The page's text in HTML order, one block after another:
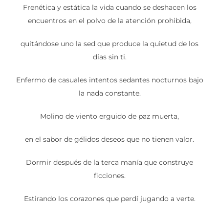
Frenética y estática la vida cuando se deshacen los
encuentros en el polvo de la atención prohibida,
quitándose uno la sed que produce la quietud de los
días sin ti.
Enfermo de casuales intentos sedantes nocturnos bajo
la nada constante.
Molino de viento erguido de paz muerta,
en el sabor de gélidos deseos que no tienen valor.
Dormir después de la terca manía que construye
ficciones.
Estirando los corazones que perdí jugando a verte.